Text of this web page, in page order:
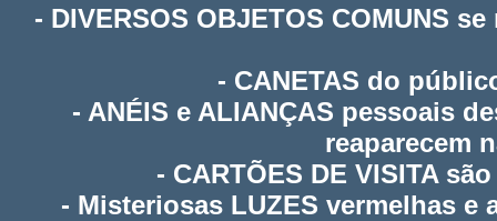
- DIVERSOS OBJETOS COMUNS
- CANETAS do
- ANÉIS e ALIANÇAS pessoais
reaparecem
- CARTÕES DE VISITA
- Misteriosas LUZES vermelhas e